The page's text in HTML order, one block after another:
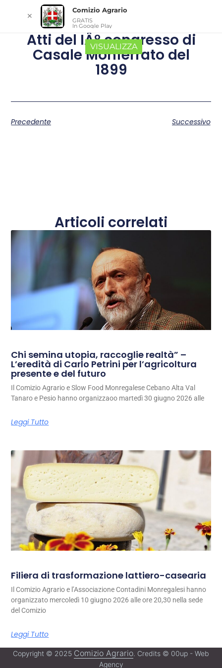
Atti del IÂ° congresso di
Casale Monferrato del
1899
Precedente Successivo
Articoli correlati
Chi semina utopia, raccoglie realtà” –
L’eredità di Carlo Petrini per l’agricoltura
presente e del futuro
Il Comizio Agrario e Slow Food Monregalese Cebano Alta Val
Tanaro e Pesio hanno organizzaoo martedì 30 giugno 2026 alle
Leggi Tutto
Filiera di trasformazione lattiero-casearia
Il Comizio Agrario e l’Associazione Contadini Monregalesi hanno
organizzato mercoledì 10 giugno 2026 alle ore 20,30 nella sede
del Comizio
Leggi Tutto
Copyright © 2025 Comizio Agrario. Credits © 00up - Web
Agency
✕
Comizio Agrario
GRATIS
In Google Play
VISUALIZZA